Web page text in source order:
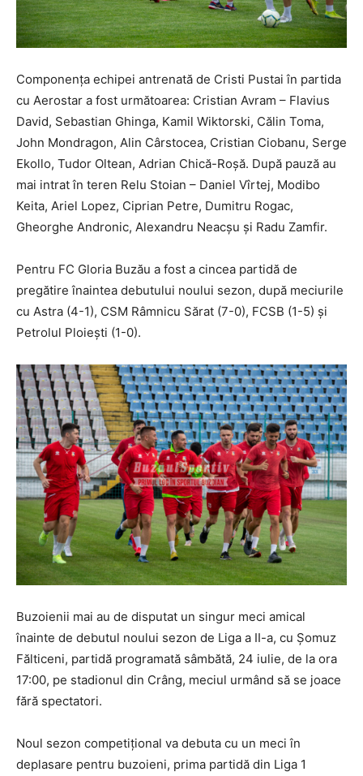
Componența echipei antrenată de Cristi Pustai în partida
cu Aerostar a fost următoarea: Cristian Avram – Flavius
David, Sebastian Ghinga, Kamil Wiktorski, Călin Toma,
John Mondragon, Alin Cârstocea, Cristian Ciobanu, Serge
Ekollo, Tudor Oltean, Adrian Chică-Roşă. După pauză au
mai intrat în teren Relu Stoian – Daniel Vîrtej, Modibo
Keita, Ariel Lopez, Ciprian Petre, Dumitru Rogac,
Gheorghe Andronic, Alexandru Neacşu și Radu Zamfir.
Pentru FC Gloria Buzău a fost a cincea partidă de
pregătire înaintea debutului noului sezon, după meciurile
cu Astra (4-1), CSM Râmnicu Sărat (7-0), FCSB (1-5) şi
Petrolul Ploieşti (1-0).
Buzoienii mai au de disputat un singur meci amical
înainte de debutul noului sezon de Liga a II-a, cu Șomuz
Fălticeni, partidă programată sâmbătă, 24 iulie, de la ora
17:00, pe stadionul din Crâng, meciul urmând să se joace
fără spectatori.
Noul sezon competițional va debuta cu un meci în
deplasare pentru buzoieni, prima partidă din Liga 1